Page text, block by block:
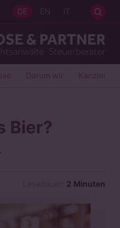
DE EN IT
Darum wir Kanzlei
Bier?
2 Minuten